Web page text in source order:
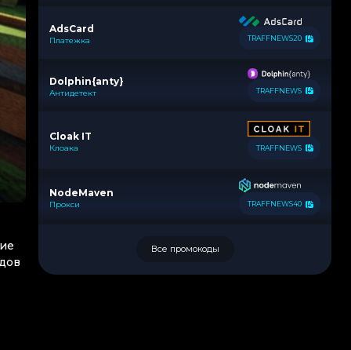
AdsCard
Платежка TRAFFNEWS20
Dolphin{anty}
Антидетект TRAFFNEWS
Cloak IT
Клоака TRAFFNEWS
NodeMaven
Прокси TRAFFNEWS40
Все промокоды